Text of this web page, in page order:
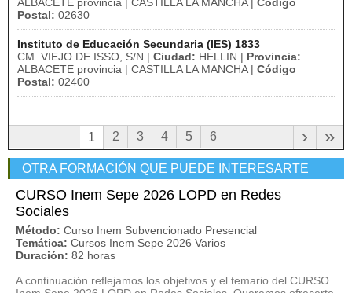
Postal: 02630
Instituto de Educación Secundaria (IES) 1833
CM. VIEJO DE ISSO, S/N | Ciudad: HELLIN | Provincia:
ALBACETE provincia | CASTILLA LA MANCHA | Código
Postal: 02400
1 2 3 4 5 6 »
›
OTRA FORMACIÓN QUE PUEDE INTERESARTE
CURSO Inem Sepe 2026 LOPD en Redes
Sociales
Método: Curso Inem Subvencionado Presencial
Temática: Cursos Inem Sepe 2026 Varios
Duración: 82 horas
A continuación reflejamos los objetivos y el temario del CURSO